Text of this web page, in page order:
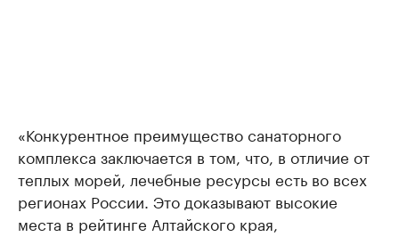
«Конкурентное преимущество санаторного
комплекса заключается в том, что, в отличие от
теплых морей, лечебные ресурсы есть во всех
регионах России. Это доказывают высокие
места в рейтинге Алтайского края,